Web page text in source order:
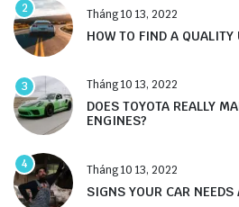
2 Tháng 10 13, 2022
HOW TO FIND A QUALITY
3 Tháng 10 13, 2022
DOES TOYOTA REALLY
ENGINES?
4 Tháng 10 13, 2022
SIGNS YOUR CAR